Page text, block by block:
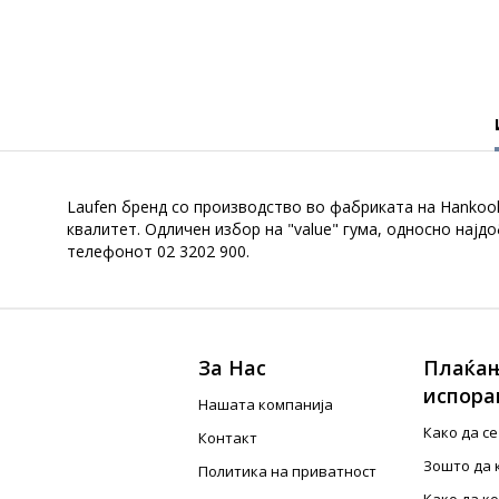
Laufen бренд со производство во фабриката на
квалитет. Одличен избор на "value" гума, односно
телефонот 02 3202 900.
За Нас
Нашата компанија
Контакт
Политика на приватност
Како да
Зошто да